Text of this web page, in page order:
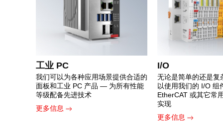
工业 PC
我们可以为各种应用场景提供合适的
面板和工业 PC 产品 — 为所有性能
等级配备先进技术
更多信息
I/O
无论是简单的还是复
以使用我们的 I/O 组
EtherCAT 或其它常
实现
更多信息